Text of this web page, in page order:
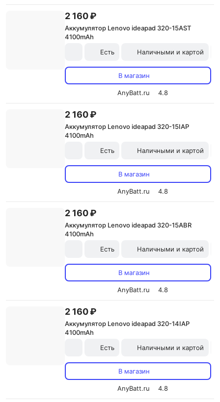
2 160 ₽
Аккумулятор Lenovo ideapad 320-15AST
4100mAh
Есть
Наличными и картой
В магазин
AnyBatt.ru 4.8
2 160 ₽
Аккумулятор Lenovo ideapad 320-15IAP
4100mAh
Есть
Наличными и картой
В магазин
AnyBatt.ru 4.8
2 160 ₽
Аккумулятор Lenovo ideapad 320-15ABR
4100mAh
Есть
Наличными и картой
В магазин
AnyBatt.ru 4.8
2 160 ₽
Аккумулятор Lenovo ideapad 320-14IAP
4100mAh
Есть
Наличными и картой
В магазин
AnyBatt.ru 4.8